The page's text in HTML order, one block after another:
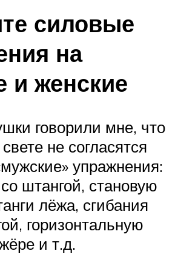
силовые
на
и женские
говорили мне, что
не согласятся
упражнения:
штангой, становую
лёжа, сгибания
горизонтальную
и т.д.